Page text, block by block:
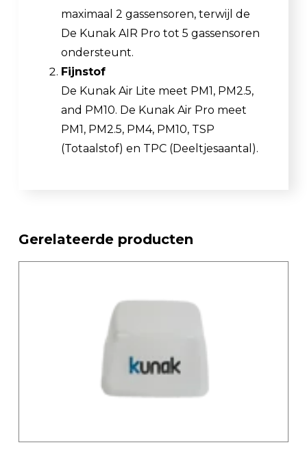
maximaal 2 gassensoren, terwijl de
De Kunak AIR Pro tot 5 gassensoren
ondersteunt.
Fijnstof
De Kunak Air Lite meet PM1, PM2.5,
and PM10. De Kunak Air Pro meet
PM1, PM2.5, PM4, PM10, TSP
(Totaalstof) en TPC (Deeltjesaantal).
Gerelateerde producten